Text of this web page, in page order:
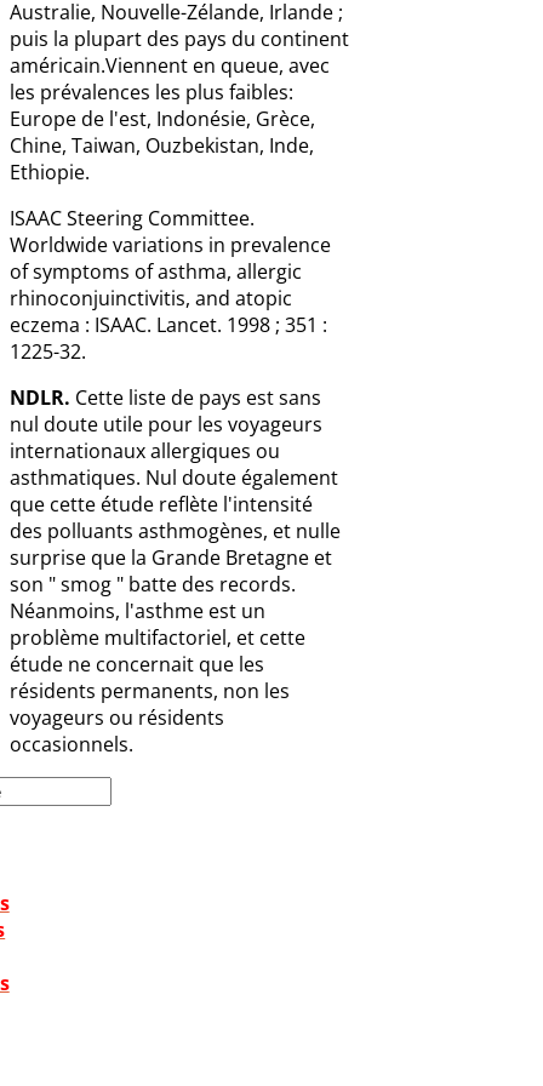
Australie, Nouvelle-Zélande, Irlande ;
puis la plupart des pays du continent
américain.Viennent en queue, avec
les prévalences les plus faibles:
Europe de l'est, Indonésie, Grèce,
Chine, Taiwan, Ouzbekistan, Inde,
Ethiopie.
ISAAC Steering Committee.
Worldwide variations in prevalence
of symptoms of asthma, allergic
rhinoconjuinctivitis, and atopic
eczema : ISAAC. Lancet. 1998 ; 351 :
1225-32.
NDLR. Cette liste de pays est sans
nul doute utile pour les voyageurs
internationaux allergiques ou
asthmatiques. Nul doute également
que cette étude reflète l'intensité
des polluants asthmogènes, et nulle
surprise que la Grande Bretagne et
son " smog " batte des records.
Néanmoins, l'asthme est un
problème multifactoriel, et cette
étude ne concernait que les
résidents permanents, non les
voyageurs ou résidents
occasionnels.